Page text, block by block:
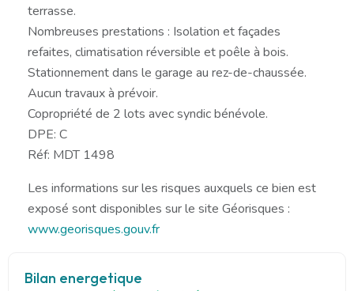
terrasse.
Nombreuses prestations : Isolation et façades
refaites, climatisation réversible et poêle à bois.
Stationnement dans le garage au rez-de-chaussée.
Aucun travaux à prévoir.
Copropriété de 2 lots avec syndic bénévole.
DPE: C
Réf: MDT 1498
Les informations sur les risques auxquels ce bien est
exposé sont disponibles sur le site Géorisques :
www.georisques.gouv.fr
Bilan energetique